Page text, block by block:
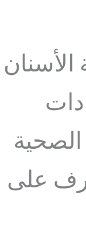
على